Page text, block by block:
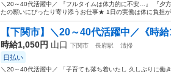
＼20～40代活躍中／ 『フルタイムは体力的に不安…』 『夕
たの願いにぴったり寄り添うお仕事★ 1日の実働は体に負担
【下関市】＼20～40代活躍中／《時
時給1,050円 山口 下関市 長府駅 清掃
日払い
＼20～40代活躍中／ 「子育ても落ち着いたし 久しぶりに働